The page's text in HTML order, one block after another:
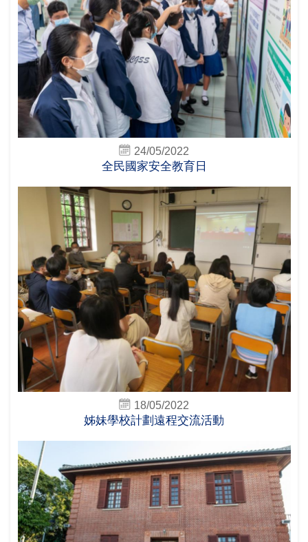
24/05/2022
全民國家安全教育日
18/05/2022
姊妹學校計劃遠程交流活動